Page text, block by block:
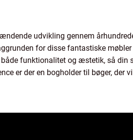
udvikling gennem
for disse fantastiske
funktionalitet og æstetik, så din
er der en bogholder til bøger, der